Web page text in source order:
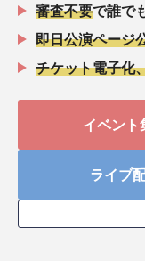
審査不要で誰で
即日公演ページ
チケット電子化
イベント
ライブ